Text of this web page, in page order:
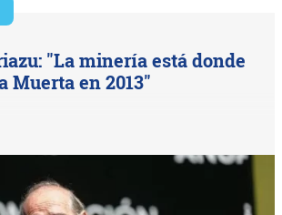
"La minería está donde
Muerta en 2013"